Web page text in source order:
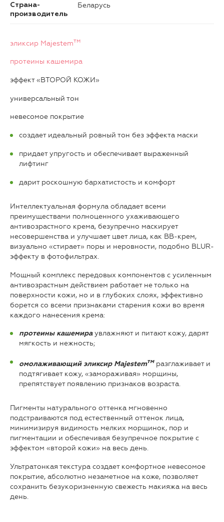
Страна-
производитель
Беларусь
эликсир Majestemтм
протеины кашемира
эффект «ВТОРОЙ КОЖИ»
универсальный тон
невесомое покрытие
создает идеальный ровный тон без эффекта маски
придает упругость и обеспечивает выраженный
лифтинг
дарит роскошную бархатистость и комфорт
Интеллектуальная формула обладает всеми
преимуществами полноценного ухаживающего
антивозрастного крема, безупречно маскирует
несовершенства и улучшает цвет лица, как ВВ-крем,
визуально «стирает» поры и неровности, подобно BLUR-
эффекту в фотофильтрах.
Мощный комплекс передовых компонентов с усиленным
антивозрастным действием работает не только на
поверхности кожи, но и в глубоких слоях, эффективно
борется со всеми признаками старения кожи во время
каждого нанесения крема:
протеины кашемираувлажняют и питают кожу, дарят
мягкость и нежность;
омолаживающий эликсир Majestemтмразглаживает и
подтягивает кожу, «замораживая» морщины,
препятствует появлению признаков возраста.
Пигменты натурального оттенка мгновенно
подстраиваются под естественный оттенок лица,
минимизируя видимость мелких морщинок, пор и
пигментации и обеспечивая безупречное покрытие с
эффектом «второй кожи» на весь день.
Ультратонкая текстура создает комфортное невесомое
покрытие, абсолютно незаметное на коже, позволяет
сохранить безукоризненную свежесть макияжа на весь
день.